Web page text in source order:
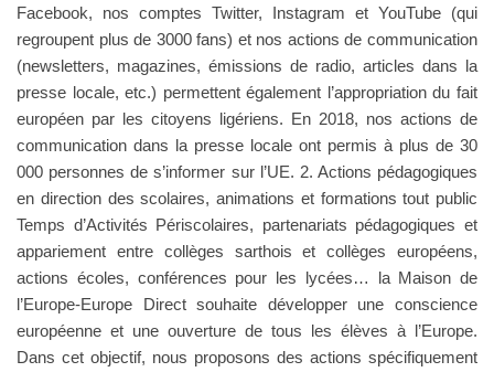
Facebook, nos comptes Twitter, Instagram et YouTube (qui
regroupent plus de 3000 fans) et nos actions de communication
(newsletters, magazines, émissions de radio, articles dans la
presse locale, etc.) permettent également l’appropriation du fait
européen par les citoyens ligériens. En 2018, nos actions de
communication dans la presse locale ont permis à plus de 30
000 personnes de s’informer sur l’UE. 2. Actions pédagogiques
en direction des scolaires, animations et formations tout public
Temps d’Activités Périscolaires, partenariats pédagogiques et
appariement entre collèges sarthois et collèges européens,
actions écoles, conférences pour les lycées… la Maison de
l’Europe-Europe Direct souhaite développer une conscience
européenne et une ouverture de tous les élèves à l’Europe.
Dans cet objectif, nous proposons des actions spécifiquement